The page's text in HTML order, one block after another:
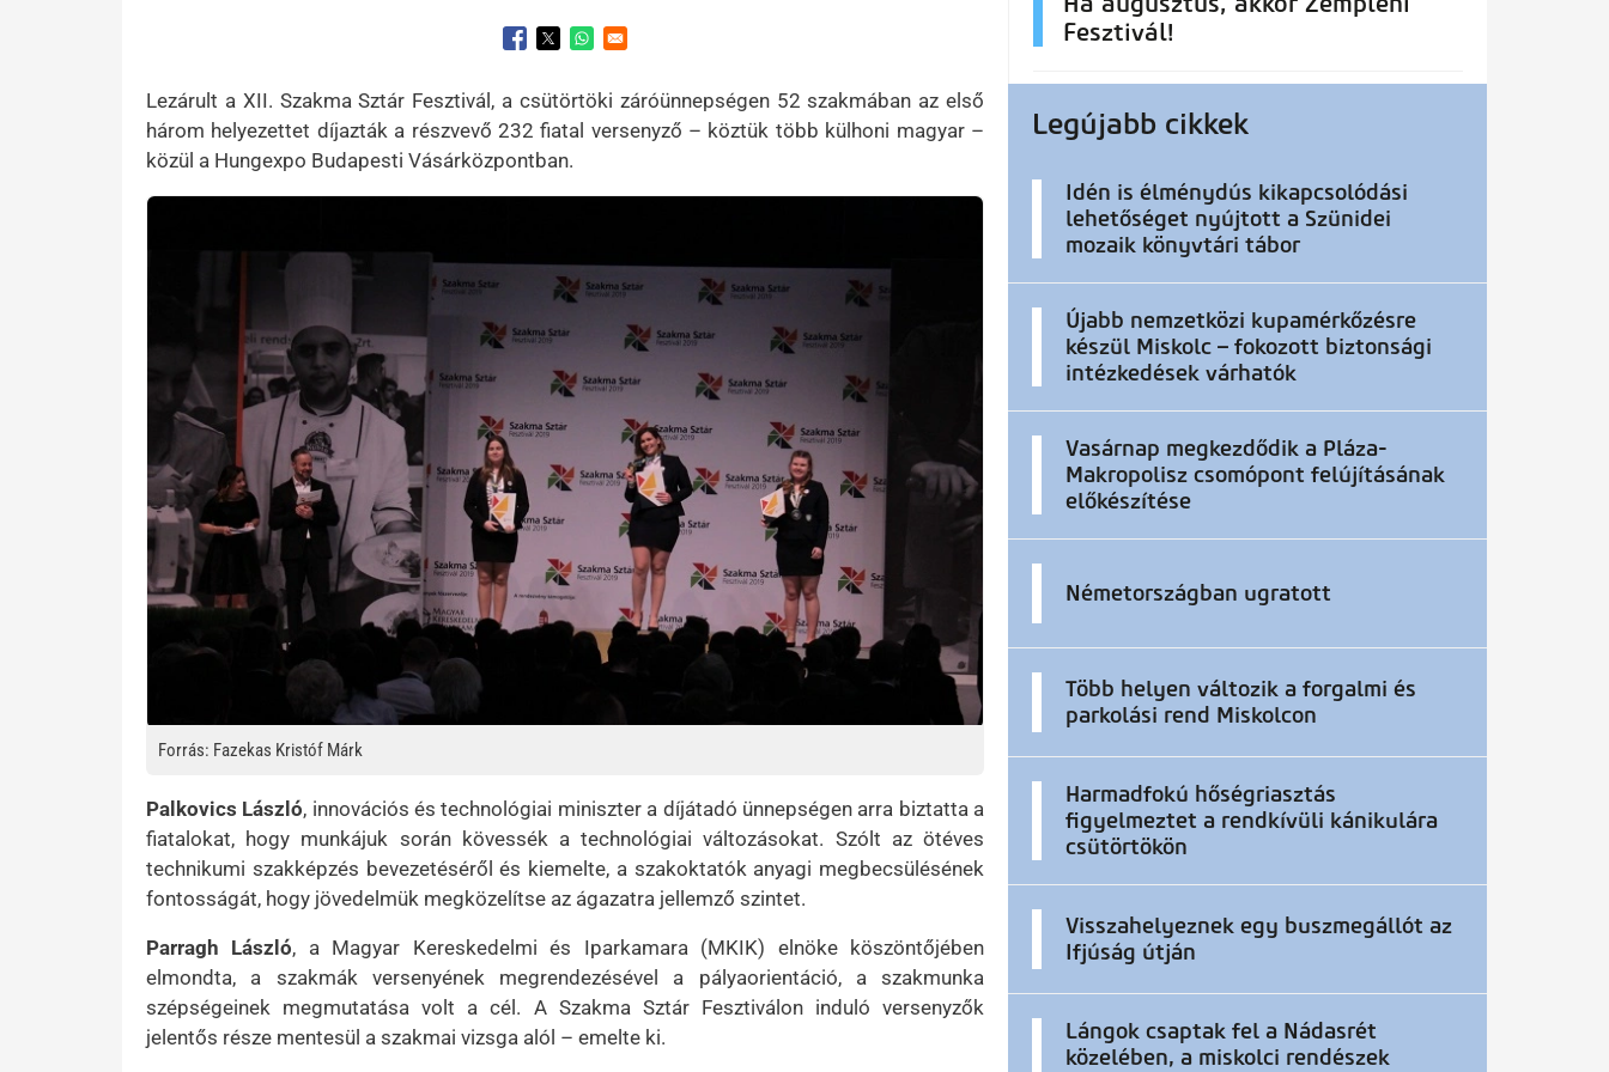
Opens in a new window
Opens in a new window
Opens in a new window
Lezárult a XII. Szakma Sztár Fesztivál, a csütörtöki záróünnepségen 52 szakmában az első
három helyezettet díjazták a részvevő 232 fiatal versenyző – köztük több külhoni magyar –
közül a Hungexpo Budapesti Vásárközpontban.
Kép
Forrás: Fazekas Kristóf Márk
Palkovics László, innovációs és technológiai miniszter a díjátadó ünnepségen arra biztatta a
fiatalokat, hogy munkájuk során kövessék a technológiai változásokat. Szólt az ötéves
technikumi szakképzés bevezetéséről és kiemelte, a szakoktatók anyagi megbecsülésének
fontosságát, hogy jövedelmük megközelítse az ágazatra jellemző szintet.
Parragh László, a Magyar Kereskedelmi és Iparkamara (MKIK) elnöke köszöntőjében
elmondta, a szakmák versenyének megrendezésével a pályaorientáció, a szakmunka
szépségeinek megmutatása volt a cél. A Szakma Sztár Fesztiválon induló versenyzők
jelentős része mentesül a szakmai vizsga alól – emelte ki.
Fesztivál!
Legújabb cikkek
Idén is élménydús kikapcsolódási
lehetőséget nyújtott a Szünidei
mozaik könyvtári tábor
Újabb nemzetközi kupamérkőzésre
készül Miskolc – fokozott biztonsági
intézkedések várhatók
Vasárnap megkezdődik a Pláza-
Makropolisz csomópont felújításának
előkészítése
Németországban ugratott
Több helyen változik a forgalmi és
parkolási rend Miskolcon
Harmadfokú hőségriasztás
figyelmeztet a rendkívüli kánikulára
csütörtökön
Visszahelyeznek egy buszmegállót az
Ifjúság útján
Lángok csaptak fel a Nádasrét
közelében, a miskolci rendészek